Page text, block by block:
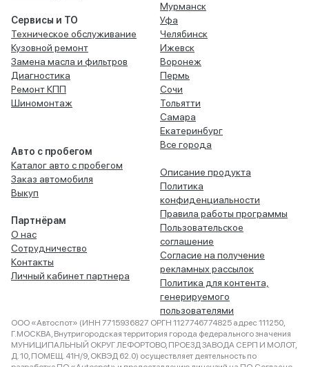
Сервисы и ТО
Техническое обслуживание
Кузовной ремонт
Замена масла и фильтров
Диагностика
Ремонт КПП
Шиномонтаж
Авто с пробегом
Каталог авто с пробегом
Заказ автомобиля
Выкуп
Партнёрам
О нас
Сотрудничество
Контакты
Личный кабинет партнера
Мурманск
Уфа
Челябинск
Ижевск
Воронеж
Пермь
Сочи
Тольятти
Самара
Екатеринбург
Все города
Описание продукта
Политика
конфиденциальности
Правила работы программы
Пользовательское
соглашение
Согласие на получение
рекламных рассылок
Политика для контента,
генерируемого
пользователями
ООО «Автоспот» (ИНН 7715936827 ОРГН 1127746774825 адрес 111250,
Г.МОСКВА, Внутригородская территория города федерального значения
МУНИЦИПАЛЬНЫЙ ОКРУГ ЛЕФОРТОВО, ПРОЕЗД ЗАВОДА СЕРП И МОЛОТ,
Д. 10, ПОМЕЩ. 41Н/9, ОКВЭД 62.0) осуществляет деятельность по